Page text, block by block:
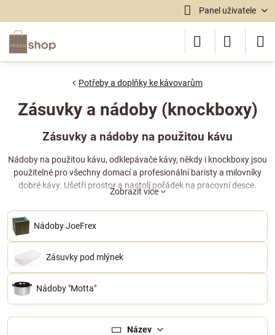
Panel uživatele
Potřeby a doplňky ke kávovarům
Zásuvky a nádoby (knockboxy)
Zásuvky a nádoby na použitou kávu
Nádoby na použitou kávu, odklepávače kávy, někdy i knockboxy jsou
použitelné pro všechny domací a profesionální baristy a milovníky
dobré kávy. Ušetří prostor a nastolí pořádek na pracovní desce.
Zobrazit více
Nádoby JoeFrex
Zásuvky pod mlýnek
Nádoby "Motta"
Název